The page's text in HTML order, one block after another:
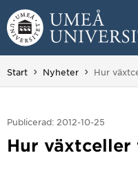
Hoppa direkt till
Huvudmenyn dold.
Start Nyheter Du är här:
Hur
Publicerad: 2012-10-25
Hur